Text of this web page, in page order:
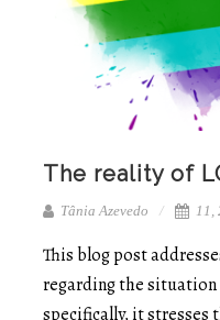
The reality of
Tânia Azevedo 11,
This blog post
regarding the situation
specifically, it stresses